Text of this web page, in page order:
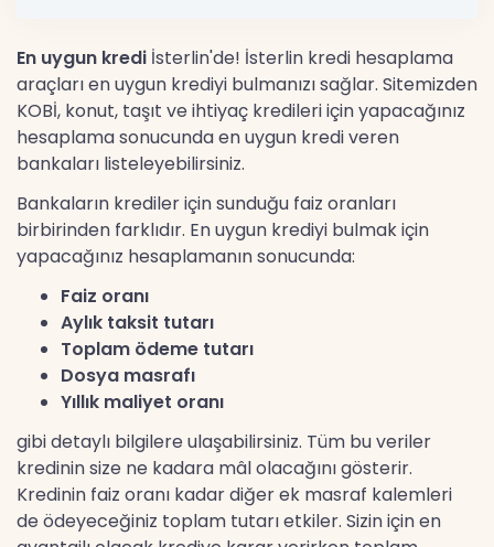
En uygun kredi İsterlin'de! İsterlin kredi hesaplama
araçları en uygun krediyi bulmanızı sağlar. Sitemizden
KOBİ, konut, taşıt ve ihtiyaç kredileri için yapacağınız
hesaplama sonucunda en uygun kredi veren
bankaları listeleyebilirsiniz.
Bankaların krediler için sunduğu faiz oranları
birbirinden farklıdır. En uygun krediyi bulmak için
yapacağınız hesaplamanın sonucunda:
Faiz oranı
Aylık taksit tutarı
Toplam ödeme tutarı
Dosya masrafı
Yıllık maliyet oranı
gibi detaylı bilgilere ulaşabilirsiniz. Tüm bu veriler
kredinin size ne kadara mâl olacağını gösterir.
Kredinin faiz oranı kadar diğer ek masraf kalemleri
de ödeyeceğiniz toplam tutarı etkiler. Sizin için en